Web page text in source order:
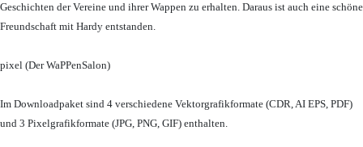
Geschichten der Vereine und ihrer Wappen zu erhalten. Daraus ist auch eine schöne
Freundschaft mit Hardy entstanden.
pixel (Der WaPPenSalon)
Im Downloadpaket sind 4 verschiedene Vektorgrafikformate (CDR, AI EPS, PDF)
und 3 Pixelgrafikformate (JPG, PNG, GIF) enthalten.